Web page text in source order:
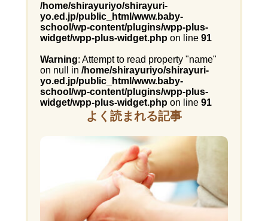
/home/shirayuriyo/shirayuri-
yo.ed.jp/public_html/www.baby-
school/wp-content/plugins/wpp-plus-
widget/wpp-plus-widget.phpon line 91
Warning: Attempt to read property "name"
on null in /home/shirayuriyo/shirayuri-
yo.ed.jp/public_html/www.baby-
school/wp-content/plugins/wpp-plus-
widget/wpp-plus-widget.phpon line 91
よく読まれる記事